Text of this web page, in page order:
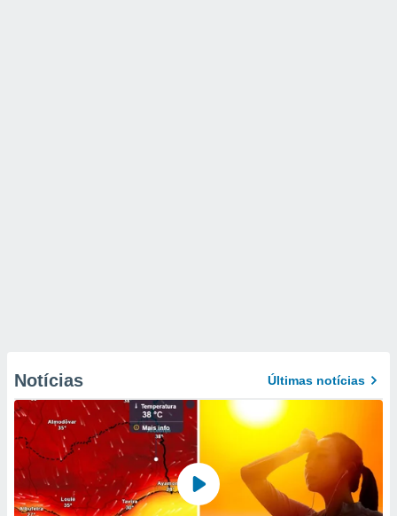
Notícias Últimas notícias